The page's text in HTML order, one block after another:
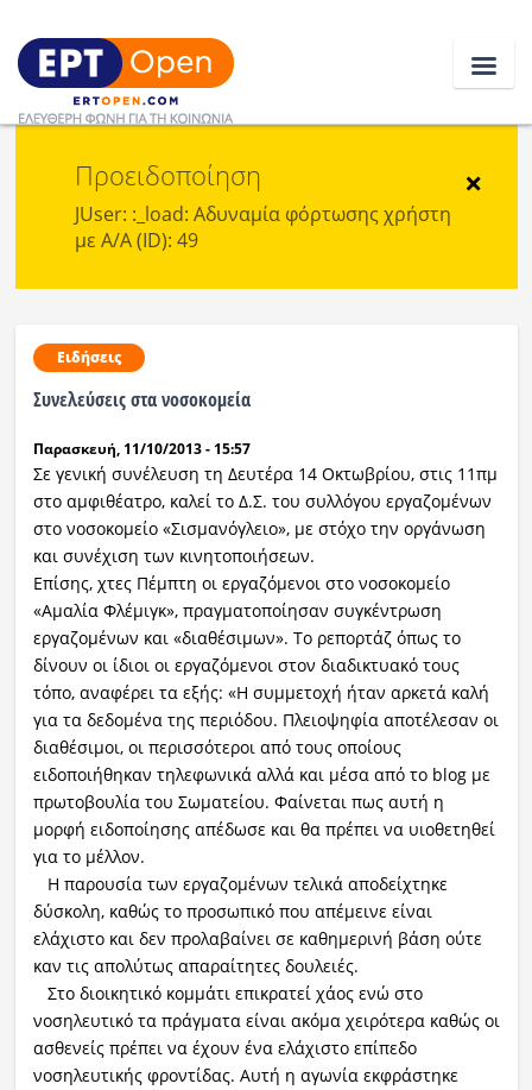
Ειδήσεις
Ελλάδα
Πολιτική
Οικονομία
Αθλητικά
Κόσμος
Ραδιόφωνο LIVE
Εκπομπές
Πολιτισμός
×
Προειδοποίηση
JUser: :_load: Αδυναμία φόρτωσης χρήστη
με Α/Α (ID): 49
Ειδήσεις
Συνελεύσεις στα νοσοκομεία
Παρασκευή, 11/10/2013 - 15:57
Σε γενική συνέλευση τη Δευτέρα 14 Οκτωβρίου, στις 11πμ
στο αμφιθέατρο, καλεί το Δ.Σ. του συλλόγου εργαζομένων
στο νοσοκομείο «Σισμανόγλειο», με στόχο την οργάνωση
και συνέχιση των κινητοποιήσεων.
Επίσης, χτες Πέμπτη οι εργαζόμενοι στο νοσοκομείο
«Αμαλία Φλέμιγκ», πραγματοποίησαν συγκέντρωση
εργαζομένων και «διαθέσιμων». Το ρεπορτάζ όπως το
δίνουν οι ίδιοι οι εργαζόμενοι στον διαδικτυακό τους
τόπο, αναφέρει τα εξής: «Η συμμετοχή ήταν αρκετά καλή
για τα δεδομένα της περιόδου. Πλειοψηφία αποτέλεσαν οι
διαθέσιμοι, οι περισσότεροι από τους οποίους
ειδοποιήθηκαν τηλεφωνικά αλλά και μέσα από το blog με
πρωτοβουλία του Σωματείου. Φαίνεται πως αυτή η
μορφή ειδοποίησης απέδωσε και θα πρέπει να υιοθετηθεί
για το μέλλον.
Η παρουσία των εργαζομένων τελικά αποδείχτηκε
δύσκολη, καθώς το προσωπικό που απέμεινε είναι
ελάχιστο και δεν προλαβαίνει σε καθημερινή βάση ούτε
καν τις απολύτως απαραίτητες δουλειές.
Στο διοικητικό κομμάτι επικρατεί χάος ενώ στο
νοσηλευτικό τα πράγματα είναι ακόμα χειρότερα καθώς οι
ασθενείς πρέπει να έχουν ένα ελάχιστο επίπεδο
νοσηλευτικής φροντίδας. Αυτή η αγωνία εκφράστηκε